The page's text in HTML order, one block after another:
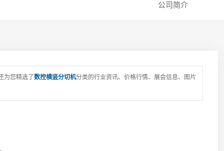
公司简介
为您精选了数控横竖分切机分类的行业资讯、价格行情、展会信息、图片